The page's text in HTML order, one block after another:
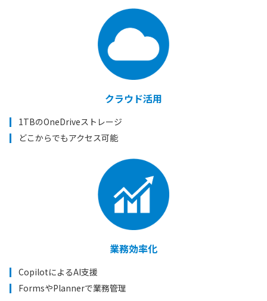
クラウド活用
1TBのOneDriveストレージ
どこからでもアクセス可能
業務効率化
CopilotによるAI支援
FormsやPlannerで業務管理